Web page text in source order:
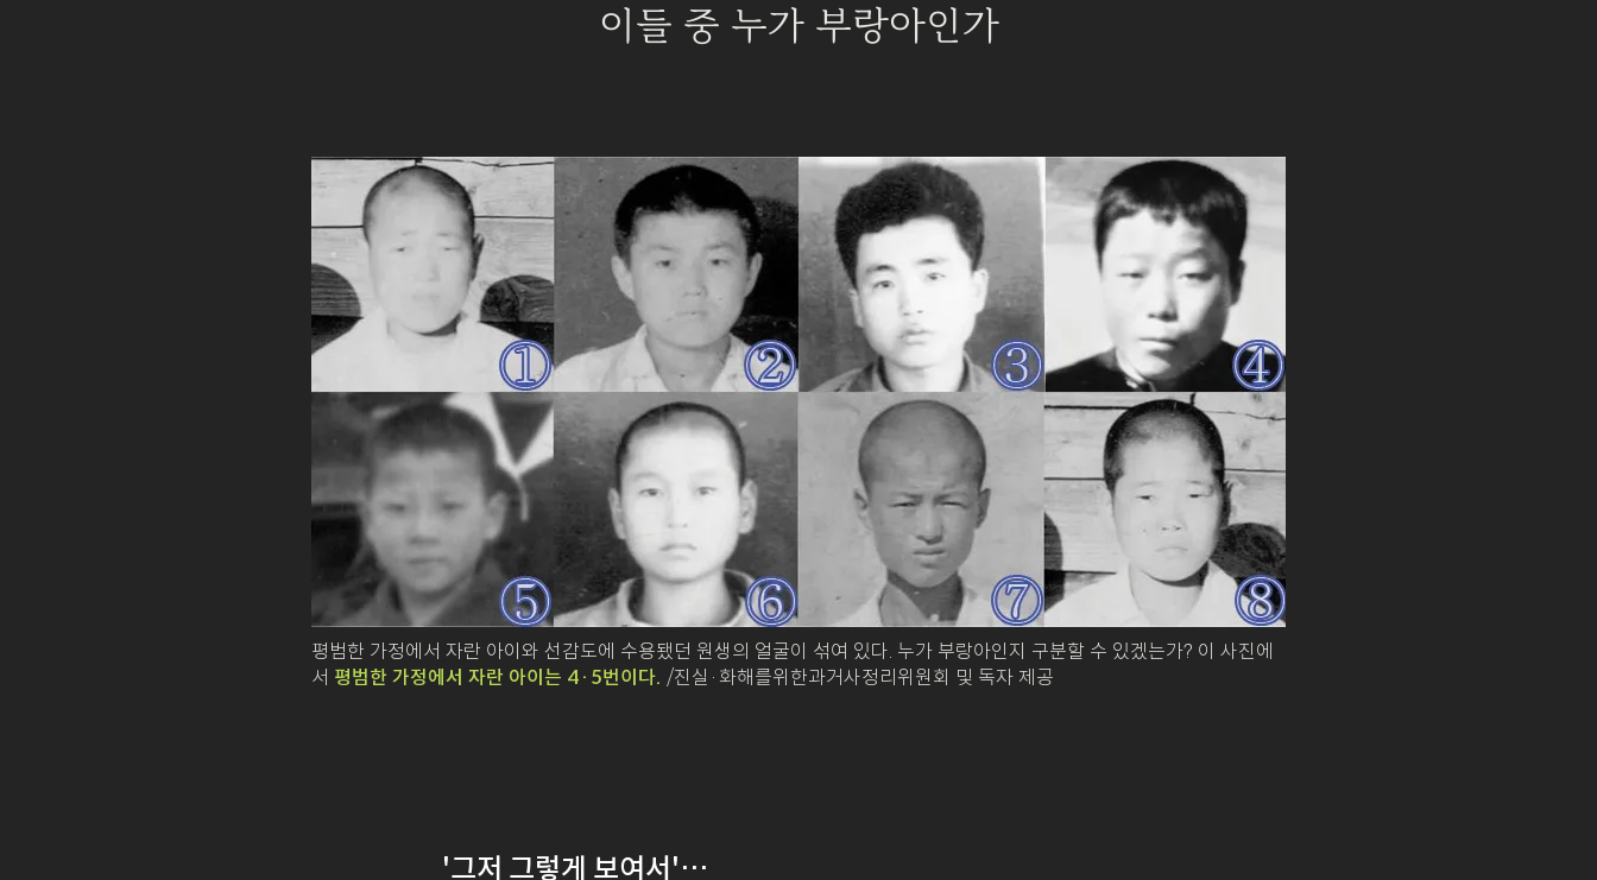
이들 중 누가 부랑아인가
평범한 가정에서 자란 아이와 선감도에 수용됐던 원생의 얼굴이 섞여 있다. 누가 부랑아인지 구분할 수 있겠는가? 이 사진에
서 평범한 가정에서 자란 아이는 4·5번이다. /진실·화해를위한과거사정리위원회 및 독자 제공
'그저 그렇게 보여서'…